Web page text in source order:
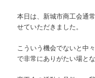
本日は、新城市商工会通
せていただきました。
こういう機会でないと中
で非常にありがたい場とな